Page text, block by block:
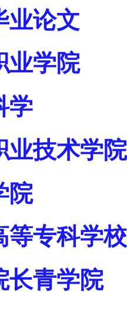
业论文
业学院
学
业技术学院
院
等专科学校
长青学院